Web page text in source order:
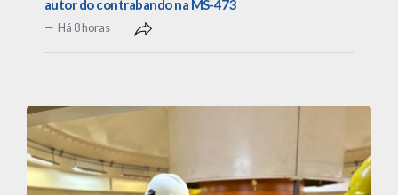
autor do contrabando na MS-473
Há 8 horas